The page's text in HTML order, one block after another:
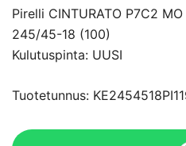
Pirelli CINTURATO P7C2
245/45-18 (100)
Kulutuspinta: UUSI
Tuotetunnus: